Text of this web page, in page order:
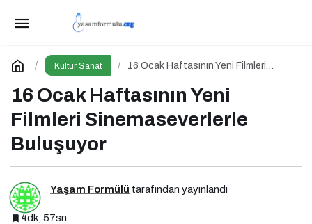
Kültür Sanat
16 Ocak Haftasının Yeni Filmleri
16 Ocak Haftasının Yeni
Filmleri Sinemaseverlerle
Buluşuyor
Yaşam Formülü tarafından yayınlandı
4dk, 57sn
Bu Cuma Vizyonda Hangi Filmler Var
Yorum Yap